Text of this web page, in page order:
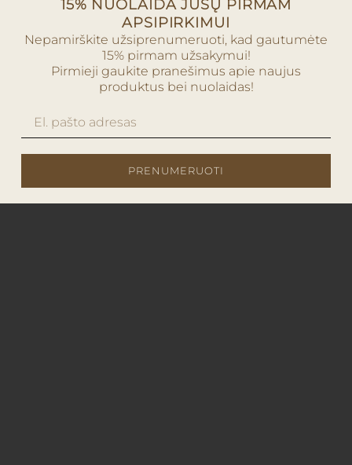
15% NUOLAIDA JŪSŲ PIRMAM
APSIPIRKIMUI
Nepamirškite užsiprenumeruoti, kad gautumėte
15% pirmam užsakymui!
Pirmieji gaukite pranešimus apie naujus
produktus bei nuolaidas!
PRENUMERUOTI